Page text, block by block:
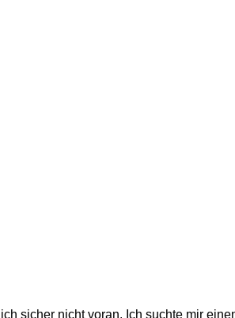
sicher nicht voran. Ich suchte mir